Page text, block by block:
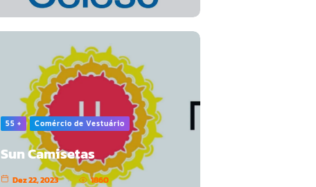
55 + Comércio de Vestuário
Sun Camisetas
Dez 22, 2023 1860